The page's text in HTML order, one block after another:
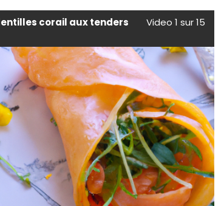
corail aux tenders
Video 1 sur 15